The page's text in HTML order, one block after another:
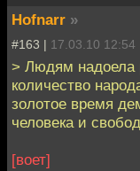
Hofnarr »
#163 | 17.03.10 12:54
> Людям
количество
золотое время
человека и
[воет]